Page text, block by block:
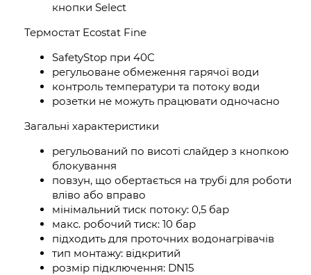
кнопки Select
Термостат Ecostat Fine
SafetyStop при 40C
регульоване обмеження гарячої води
контроль температури та потоку води
розетки не можуть працювати одночасно
Загальні характеристики
регульований по висоті слайдер з кнопкою
блокування
повзун, що обертається на трубі для роботи
вліво або вправо
мінімальний тиск потоку: 0,5 бар
макс. робочий тиск: 10 бар
підходить для проточних водонагрівачів
тип монтажу: відкритий
розмір підключення: DN15